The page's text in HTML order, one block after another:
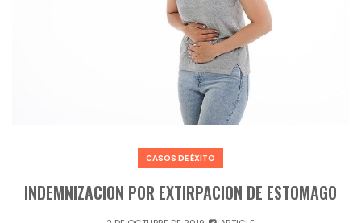
CASOS DE ÉXITO
INDEMNIZACION POR EXTIRPACION DE ESTOMAGO